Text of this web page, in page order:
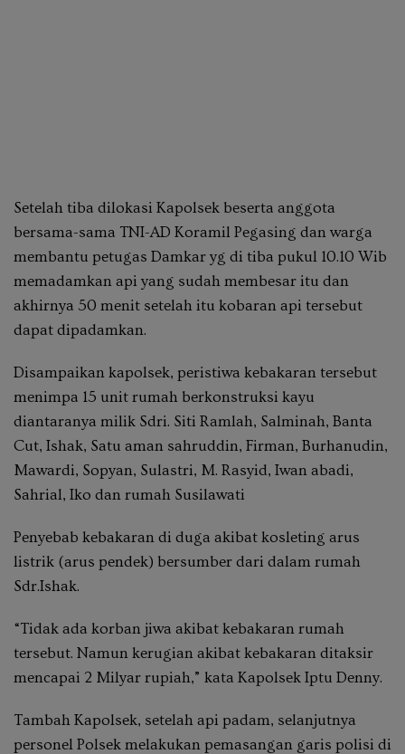
Setelah tiba dilokasi Kapolsek beserta anggota
bersama-sama TNI-AD Koramil Pegasing dan warga
membantu petugas Damkar yg di tiba pukul 10.10 Wib
memadamkan api yang sudah membesar itu dan
akhirnya 50 menit setelah itu kobaran api tersebut
dapat dipadamkan.
Disampaikan kapolsek, peristiwa kebakaran tersebut
menimpa 15 unit rumah berkonstruksi kayu
diantaranya milik Sdri. Siti Ramlah, Salminah, Banta
Cut, Ishak, Satu aman sahruddin, Firman, Burhanudin,
Mawardi, Sopyan, Sulastri, M. Rasyid, Iwan abadi,
Sahrial, Iko dan rumah Susilawati
Penyebab kebakaran di duga akibat kosleting arus
listrik (arus pendek) bersumber dari dalam rumah
Sdr.Ishak.
“Tidak ada korban jiwa akibat kebakaran rumah
tersebut. Namun kerugian akibat kebakaran ditaksir
mencapai 2 Milyar rupiah,” kata Kapolsek Iptu Denny.
Tambah Kapolsek, setelah api padam, selanjutnya
personel Polsek melakukan pemasangan garis polisi di